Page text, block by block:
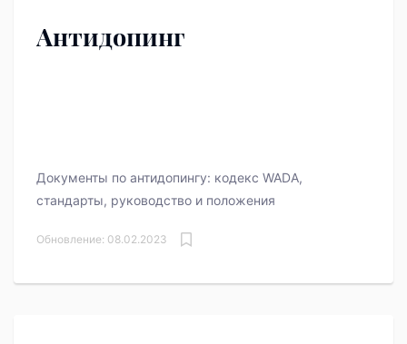
Антидопинг
Документы по антидопингу: кодекс WADA,
стандарты, руководство и положения
Обновление: 08.02.2023